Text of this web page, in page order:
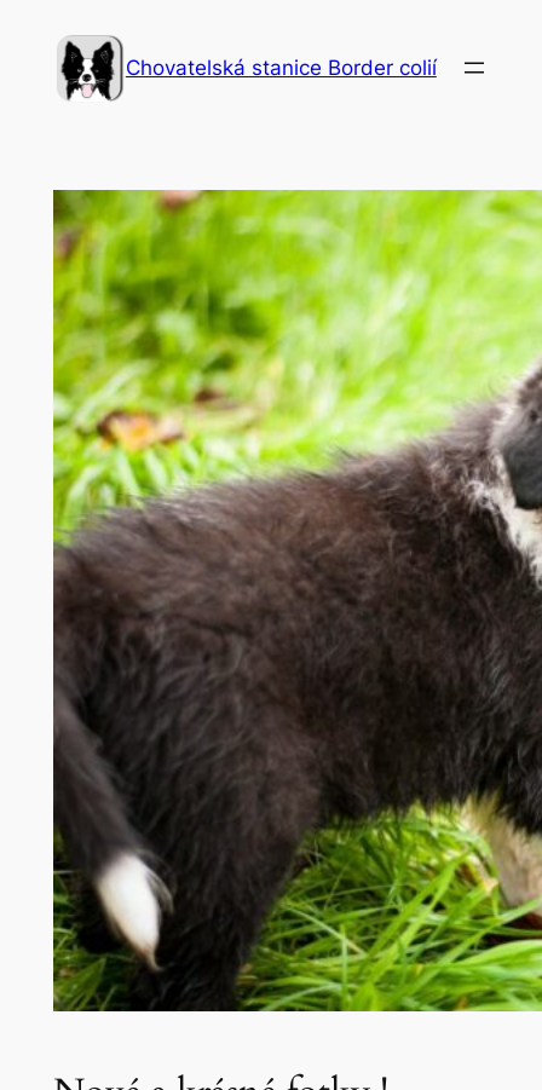
obsah
Chovatelská stanice Border colií